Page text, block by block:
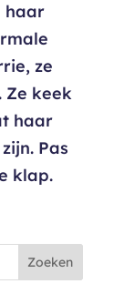
haar
ze
Ze keek
haar
Pas
klap.